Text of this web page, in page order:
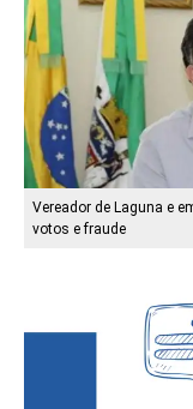
Vereador de Laguna e
votos e fraude